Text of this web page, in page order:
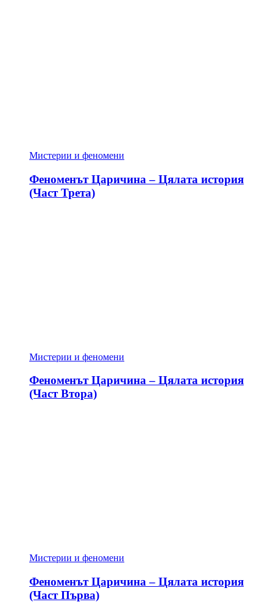
Мистерии и феномени
Феноменът Царичина – Цялата история
(Част Трета)
Мистерии и феномени
Феноменът Царичина – Цялата история
(Част Втора)
Мистерии и феномени
Феноменът Царичина – Цялата история
(Част Първа)